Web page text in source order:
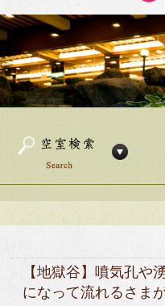
【地獄谷】噴気孔や
になって流れるさま